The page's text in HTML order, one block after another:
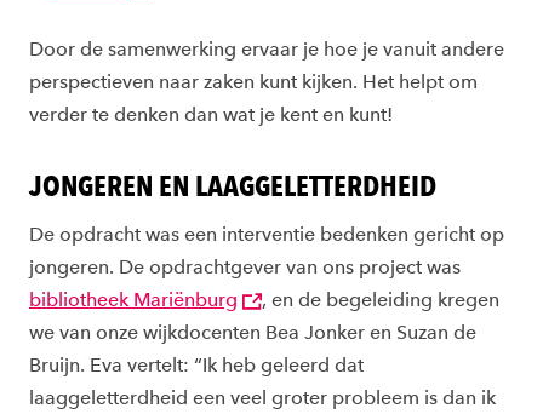
Door de samenwerking ervaar je hoe je vanuit andere
perspectieven naar zaken kunt kijken. Het helpt om
verder te denken dan wat je kent en kunt!
JONGEREN EN LAAGGELETTERDHEID
De opdracht was een interventie bedenken gericht op
jongeren. De opdrachtgever van ons project was
bibliotheek Mariënburg
, en de begeleiding kregen
we van onze wijkdocenten Bea Jonker en Suzan de
Bruijn. Eva vertelt: “Ik heb geleerd dat
laaggeletterdheid een veel groter probleem is dan ik